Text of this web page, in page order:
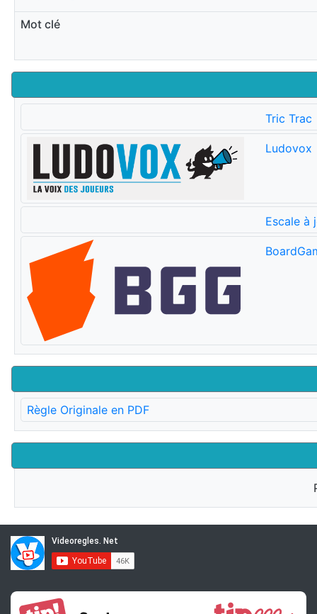
Mot clé
Tric Trac
Ludovox
Escale à
Règle Originale en PDF